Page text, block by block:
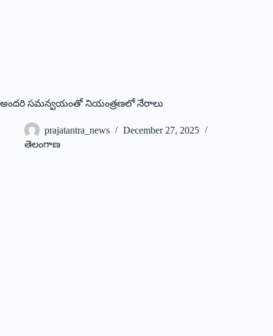
అంద‌రి స‌మ‌న్వ‌యంతో నియంత్రణలో నేరాలు
prajatantra_news
December 27, 2025
తెలంగాణ